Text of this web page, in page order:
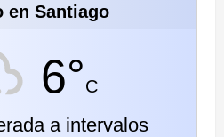
en Santiago
6°C
a intervalos